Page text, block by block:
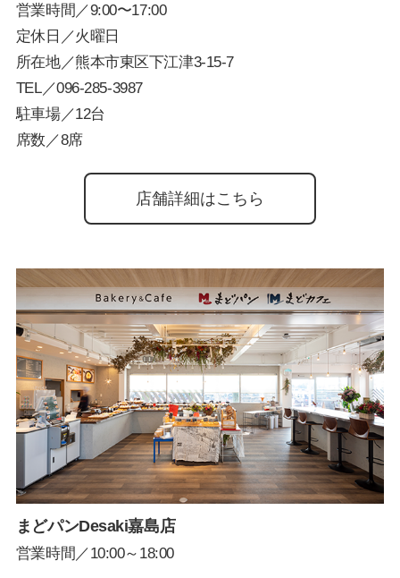
営業時間／9:00〜17:00
定休日／火曜日
所在地／熊本市東区下江津3-15-7
TEL／096-285-3987
駐車場／12台
席数／8席
店舗詳細はこちら
まどパンDesaki嘉島店
営業時間／10:00～18:00